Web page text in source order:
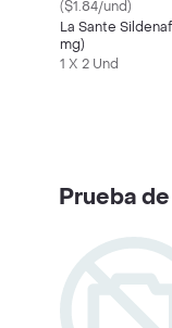
($1.84/und)
La Sante
mg)
1 X 2 Und
Prueba